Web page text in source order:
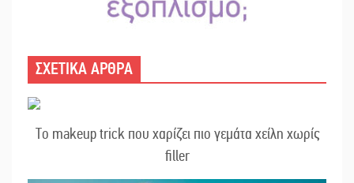
ΣΧΕΤΙΚΑ ΑΡΘΡΑ
Το makeup trick που χαρίζει πιο γεμάτα χείλη χωρίς
filler